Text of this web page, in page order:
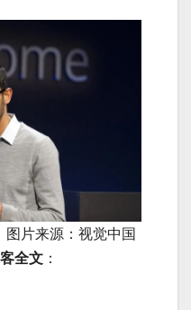
图片来源：视觉中国
全文 ：